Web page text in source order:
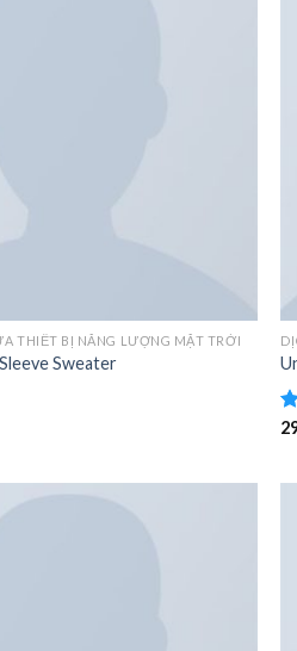
THIẾT BỊ NĂNG LƯỢNG MẶT TRỜI
Sweater